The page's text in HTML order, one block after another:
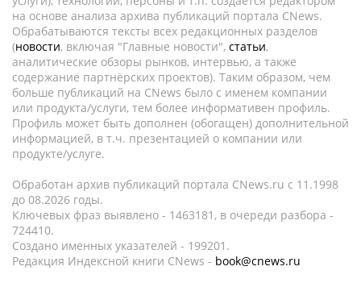
на основе анализа архива публикаций портала CNews.
Обрабатываются тексты всех редакционных разделов
(новости, включая "Главные новости", статьи,
аналитические обзоры рынков, интервью, а также
содержание партнёрских проектов). Таким образом, чем
больше публикаций на CNews было с именем компании
или продукта/услуги, тем более информативен профиль.
Профиль может быть дополнен (обогащен) дополнительной
информацией, в т.ч. презентацией о компании или
продукте/услуге.
Обработан архив публикаций портала CNews.ru c 11.1998
до 08.2026 годы.
Ключевых фраз выявлено - 1463181, в очереди разбора -
724410.
Создано именных указателей - 199201.
Редакция Индексной книги CNews - book@cnews.ru